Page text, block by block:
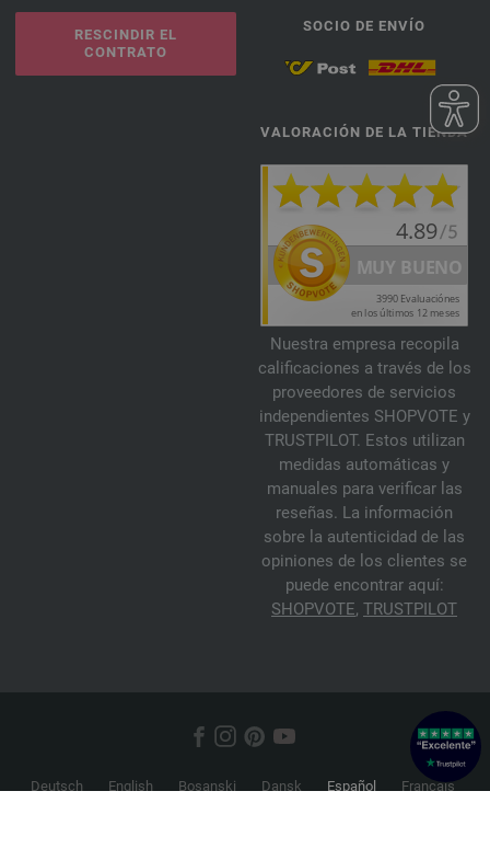
RESCINDIR EL
CONTRATO
SOCIO DE ENVÍO
VALORACIÓN DE LA TIENDA
Nuestra empresa recopila
calificaciones a través de los
proveedores de servicios
independientes SHOPVOTE y
TRUSTPILOT. Estos utilizan
medidas automáticas y
manuales para verificar las
reseñas. La información
sobre la autenticidad de las
opiniones de los clientes se
puede encontrar aquí:
SHOPVOTE, TRUSTPILOT
Deutsch English Bosanski Dansk Español
Français